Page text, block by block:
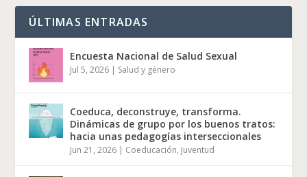
ÚLTIMAS ENTRADAS
Encuesta Nacional de Salud Sexual
Jul 5, 2026 | Salud y género
Coeduca, deconstruye, transforma.
Dinámicas de grupo por los buenos tratos:
hacia unas pedagogías interseccionales
Jun 21, 2026 | Coeducación, Juventud